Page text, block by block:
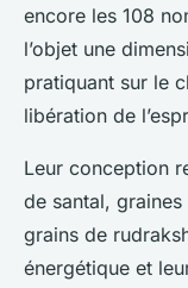
encore les 108
l’objet une
pratiquant sur le
libération de
Leur conception
de santal,
grains de
énergétique et